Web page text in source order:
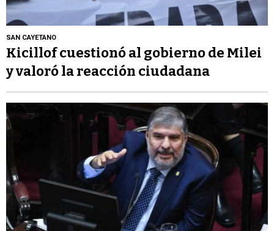
SAN CAYETANO
Kicillof cuestionó al gobierno de Milei
y valoró la reacción ciudadana